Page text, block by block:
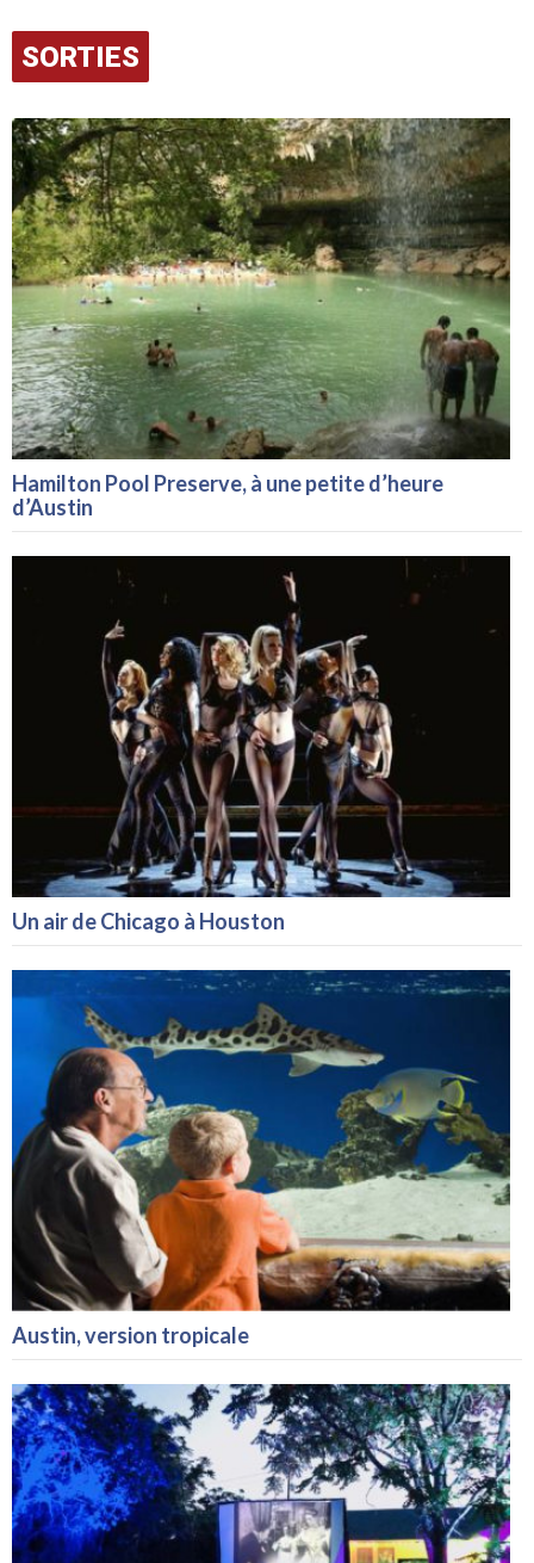
SORTIES
Hamilton Pool Preserve, à une petite d’heure
d’Austin
Un air de Chicago à Houston
Austin, version tropicale